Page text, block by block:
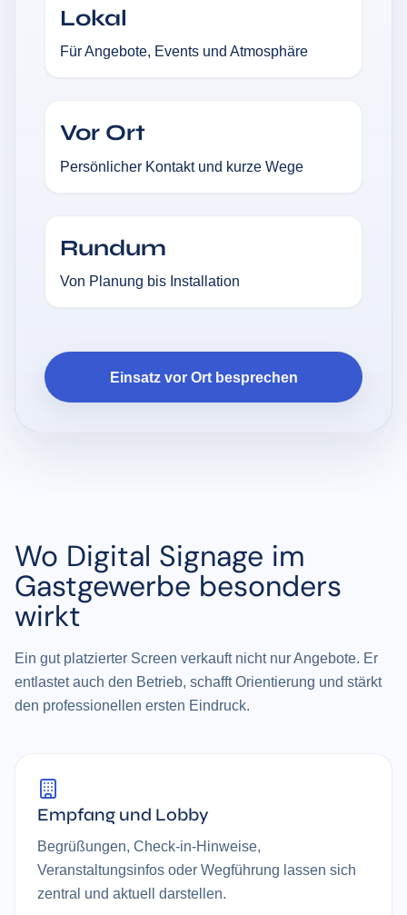
Lokal
Für Angebote, Events und Atmosphäre
Vor Ort
Persönlicher Kontakt und kurze Wege
Rundum
Von Planung bis Installation
Einsatz vor Ort besprechen
Wo Digital Signage im
Gastgewerbe besonders
wirkt
Ein gut platzierter Screen verkauft nicht nur Angebote. Er
entlastet auch den Betrieb, schafft Orientierung und stärkt
den professionellen ersten Eindruck.
Empfang und Lobby
Begrüßungen, Check-in-Hinweise,
Veranstaltungsinfos oder Wegführung lassen sich
zentral und aktuell darstellen.